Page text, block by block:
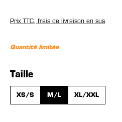
Prix TTC, frais de livraison en sus
Quantité limitée
Sélectionnez
Taille
XS/S M/L XL/XXL